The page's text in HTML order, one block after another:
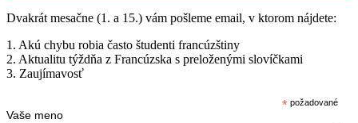
Dvakrát mesačne (1. a 15.) vám pošleme email, v ktorom nájdete:
1. Akú chybu robia často študenti francúzštiny
2. Aktualitu týždňa z Francúzska s preloženými slovíčkami
3. Zaujímavosť
*požadované
Vaše meno